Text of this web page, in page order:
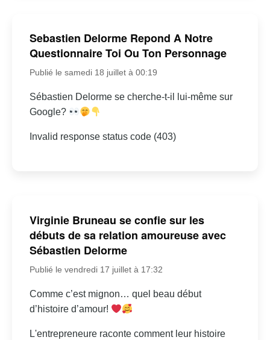
Sebastien Delorme Repond A Notre
Questionnaire Toi Ou Ton Personnage
Publié le samedi 18 juillet à 00:19
Sébastien Delorme se cherche-t-il lui-même sur
Google?
Invalid response status code (403)
Virginie Bruneau se confie sur les
débuts de sa relation amoureuse avec
Sébastien Delorme
Publié le vendredi 17 juillet à 17:32
Comme c’est mignon… quel beau début
d’histoire d’amour!
L'entrepreneure raconte comment leur histoire